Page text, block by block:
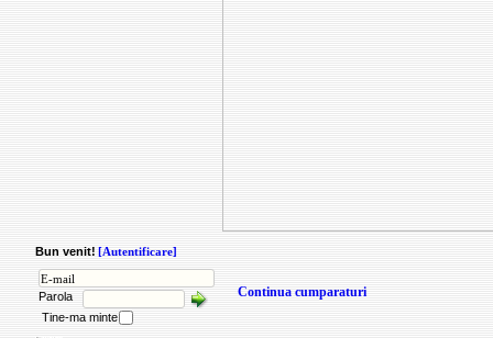
Bun venit! [Autentificare]
Parola
Tine-ma minte
Continua cumparaturi